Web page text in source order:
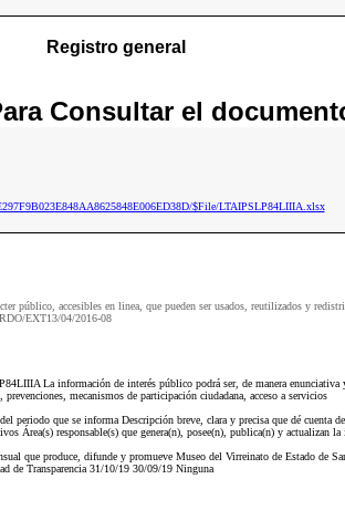
Registro general
Consultarel
$File/LTAIPSLP84LIIIA.xlsx
público, accesibles en linea, que pueden ser usados, reutilizados y
EXT13/04/2016-08
La información de interés público podrá ser, de manera
mecanismos de participación ciudadana, acceso a servicios
periodo que se informa Descripción breve, clara y precisa que dé cuenta
Área(s) responsable(s) que genera(n), posee(n), publica(n) y actualizan
que produce, difunde y promueve Museo del Virreinato de Estado de
de Transparencia 31/10/19 30/09/19 Ninguna